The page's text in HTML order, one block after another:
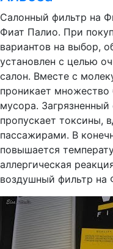
Салонный фильтр на
Фиат Палио. При
вариантов на выбор,
установлен с целью
салон. Вместе с
проникает множество
мусора.
пропускает токсины,
пассажирами. В
повышается
аллергическая
воздушный фильтр на